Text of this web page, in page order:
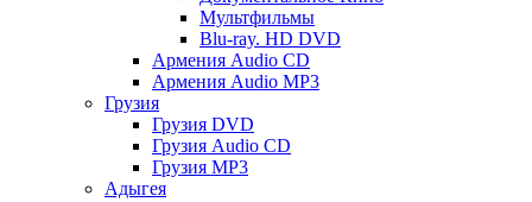
Мультфильмы
Blu-ray. HD DVD
Армения Audio CD
Армения Audio MP3
Грузия
Грузия DVD
Грузия Audio CD
Грузия MP3
Адыгея